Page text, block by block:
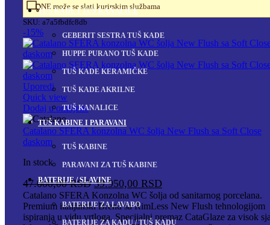
TUŠ KADE I TUŠ KANALICE
GEBERIT SESTRA TUŠ KADE
HUPPE PURANO TUŠ KADE
TUŠ KADE KERAMIČKE
TUŠ KADE AKRILNE
TUŠ KANALICE
TUŠ KABINE I PARAVANI
TUŠ KABINE
PARAVANI ZA TUŠ KABINE
BATERIJE / SLAVINE
BATERIJE ZA LAVABO
BATERIJE ZA KADU / TUŠ KADU
NE može se slati kurirskim službama
SKU: a7a5fbdfc8db
-15%
Uporedi
Quick view
Dodaj u omiljene
Catalano SFERA konzolna WC šolja New Flush sa Soft Close
daskom
In stock
47.000,00RSD Originalna
cena
je
bila:
39.950,00 RSDTrenutna
cena
je:
39.950,00 RSD.
Catalano SFERA Konzolna WC šolja od sanitarnog porcelana.
Premium italijanski Brend sa RimLess New Flush tehnologijom
ispiranja u vidu vrtloga. Specijalni premaz CataGlaze za visok